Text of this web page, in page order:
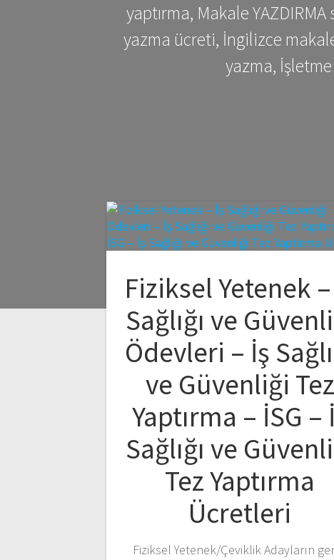
yaptırma, Makale
yazma ücreti, İngilizce
yazma, İşletme
Fiziksel Yetenek
Sağlığı ve
Ödevleri – İş
ve Güvenliği Tez
Yaptırma – İSG –
Sağlığı ve
Tez Yaptırma
Ücretleri
Fiziksel Yetenek/Çeviklik Adayların